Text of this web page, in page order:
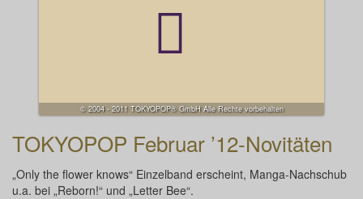
© 2004 - 2011 TOKYOPOP® GmbH Alle Rechte vorbehalten
TOKYOPOP Februar ’12-Novitäten
„Only the flower knows“ Einzelband erscheint, Manga-Nachschub
u.a. bei „Reborn!“ und „Letter Bee“.